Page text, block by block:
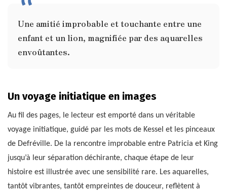
Une amitié improbable et touchante entre une
enfant et un lion, magnifiée par des aquarelles
envoûtantes.
Un voyage initiatique en images
Au fil des pages, le lecteur est emporté dans un véritable
voyage initiatique, guidé par les mots de Kessel et les pinceaux
de Defréville. De la rencontre improbable entre Patricia et King
jusqu’à leur séparation déchirante, chaque étape de leur
histoire est illustrée avec une sensibilité rare. Les aquarelles,
tantôt vibrantes, tantôt empreintes de douceur, reflètent à